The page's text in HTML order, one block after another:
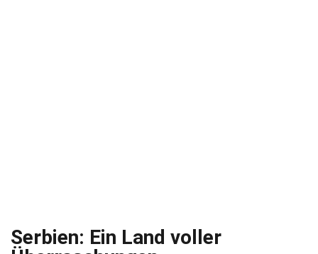
Serbien: Ein Land voller